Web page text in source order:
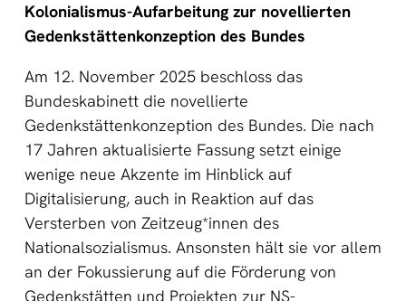
Kolonialismus-Aufarbeitung zur novellierten
Gedenkstättenkonzeption des Bundes
Am 12. November 2025 beschloss das
Bundeskabinett die novellierte
Gedenkstättenkonzeption des Bundes. Die nach
17 Jahren aktualisierte Fassung setzt einige
wenige neue Akzente im Hinblick auf
Digitalisierung, auch in Reaktion auf das
Versterben von Zeitzeug*innen des
Nationalsozialismus. Ansonsten hält sie vor allem
an der Fokussierung auf die Förderung von
Gedenkstätten und Projekten zur NS-